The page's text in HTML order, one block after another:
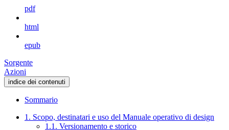
pdf
html
epub
Sorgente
Azioni
indice dei contenuti
Sommario
1. Scopo, destinatari e uso del Manuale operativo di design
1.1. Versionamento e storico